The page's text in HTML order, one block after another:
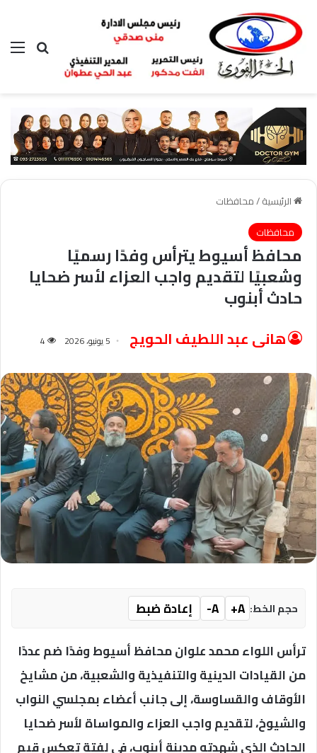
بحث عن
الرئيسية/محافظات
محافظات
محافظ أسيوط يترأس وفدًا رسميًا
وشعبيًا لتقديم واجب العزاء لأسر ضحايا
حادث أبنوب
هانى عبد اللطيف الحويج 5 يونيو، 2026 4
حجم الخط: A+
A-
إعادة ضبط
ترأس اللواء محمد علوان محافظ أسيوط وفدًا ضم عددًا
من القيادات الدينية والتنفيذية والشعبية، من مشايخ
الأوقاف والقساوسة، إلى جانب أعضاء بمجلسي النواب
والشيوخ، لتقديم واجب العزاء والمواساة لأسر ضحايا
الحادث الذي شهدته مدينة أبنوب، في لفتة تعكس قيم